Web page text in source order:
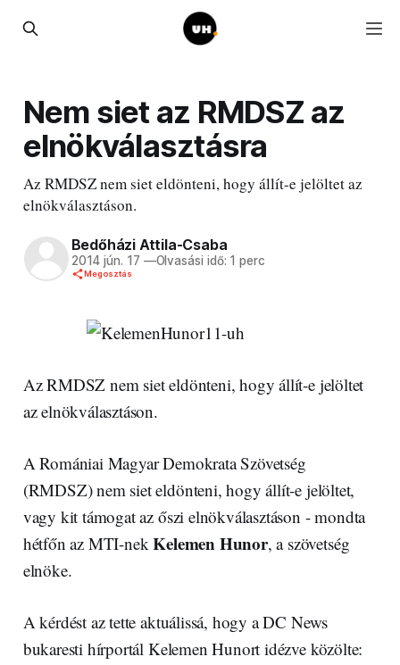
Nem siet az RMDSZ az
elnökválasztásra
Az RMDSZ nem siet eldönteni, hogy állít-e jelöltet az
elnökválasztáson.
Bedőházi Attila-Csaba
2014 jún. 17 —Olvasási idő: 1 perc
Megosztás
Az RMDSZ nem siet eldönteni, hogy állít-e jelöltet
az elnökválasztáson.
A Romániai Magyar Demokrata Szövetség
(RMDSZ) nem siet eldönteni, hogy állít-e jelöltet,
vagy kit támogat az őszi elnökválasztáson - mondta
hétfőn az MTI-nekKelemen Hunor, a szövetség
elnöke.
A kérdést az tette aktuálissá, hogy a DC News
bukaresti hírportál Kelemen Hunort idézve közölte: